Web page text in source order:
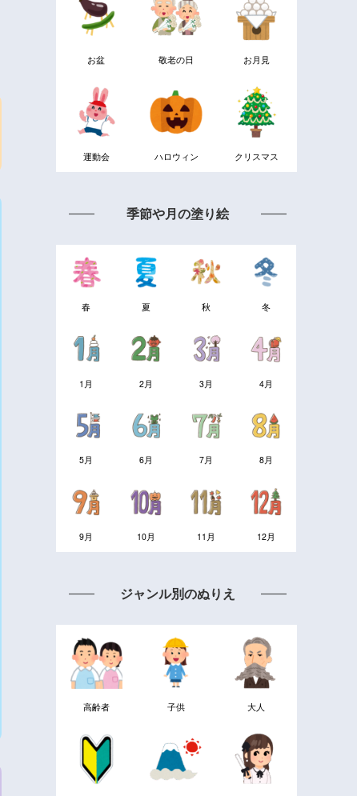
お盆 敬老の日 お月見
運動会 ハロウィン クリスマス
季節や月の塗り絵
春 夏 秋 冬
1月 2月 3月 4月
5月 6月 7月 8月
9月 10月 11月 12月
ジャンル別のぬりえ
高齢者 子供 大人